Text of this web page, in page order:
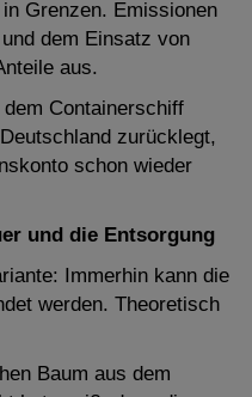
Grenzen. Emissionen
dem Einsatz von
aus.
Containerschiff
zurücklegt,
schon wieder
und die Entsorgung
Immerhin kann die
werden. Theoretisch
Baum aus dem